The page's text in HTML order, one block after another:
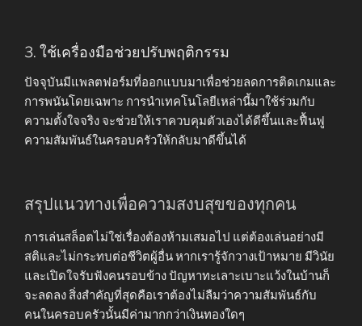
3. ใช้เครื่องมือช่วยปรับพฤติกรรม
ปัจจุบันมีแพลตฟอร์มที่ออกแบบมาเพื่อช่วยลดการติดเกมและ
การพนันโดยเฉพาะ การนำเทคโนโลยีเหล่านี้มาใช้ร่วมกับ
ความตั้งใจจริง จะช่วยให้เราควบคุมตัวเองได้ดีขึ้นและฟื้นฟู
ความสัมพันธ์ในครอบครัวให้กลับมาดีขึ้นได้
สรุปแนวทางเพื่อความสงบสุขของทุกคน
การเล่นสล็อตไม่ใช่เรื่องต้องห้ามเสมอไป แต่ต้องเล่นอย่างมี
สติและไม่กระทบต่อชีวิตผู้อื่น หากเรารู้จักวางเป้าหมาย มีวินัย
และเปิดใจรับฟังคนรอบข้าง ปัญหาทะเลาะเบาะแว้งในบ้านก็
จะลดลง สิ่งสำคัญที่สุดคือเราต้องไม่ลืมว่าความสัมพันธ์กับ
คนในครอบครัวนั้นมีค่ามากกว่าเงินทองใดๆ